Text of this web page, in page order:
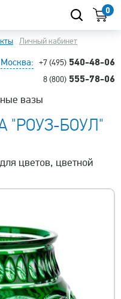
0
Личный кабинет
Москва: +7 (495) 540-48-06
8 (800) 555-78-06
вазы
"РОУЗ-БОУЛ"
цветов, цветной